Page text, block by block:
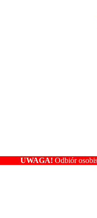
Odbiór osobisty towaru